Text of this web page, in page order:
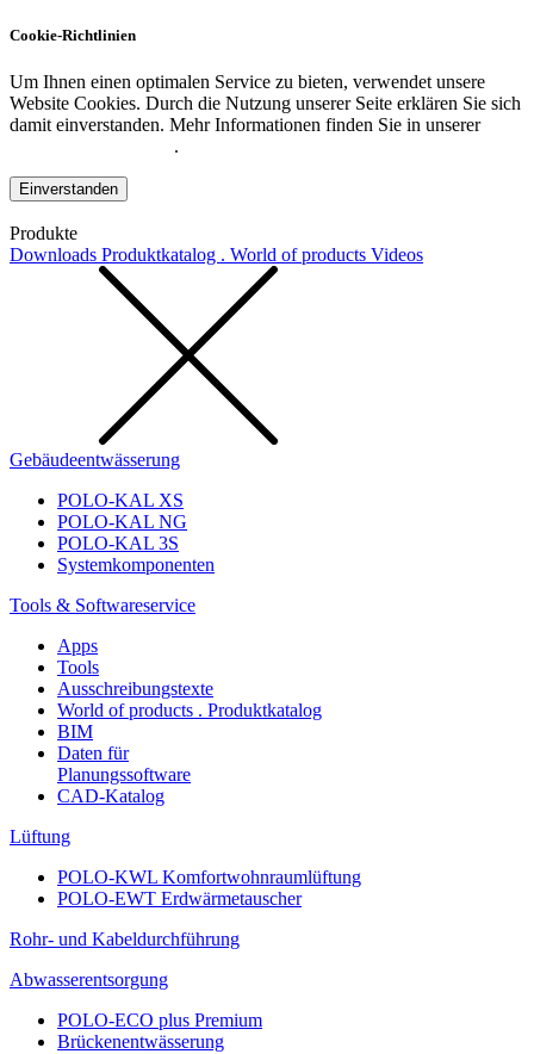
Cookie-Richtlinien
Um Ihnen einen optimalen Service zu bieten, verwendet unsere
Website Cookies. Durch die Nutzung unserer Seite erklären Sie sich
damit einverstanden. Mehr Informationen finden Sie in unserer
.
Einverstanden
Produkte
Downloads Produktkatalog . World of products Videos
Gebäudeentwässerung
POLO-KAL XS
POLO-KAL NG
POLO-KAL 3S
Systemkomponenten
Tools & Softwareservice
Apps
Tools
Ausschreibungstexte
World of products . Produktkatalog
BIM
Daten für
Planungssoftware
CAD-Katalog
Lüftung
POLO-KWL Komfortwohnraumlüftung
POLO-EWT Erdwärmetauscher
Rohr- und Kabeldurchführung
Abwasserentsorgung
POLO-ECO plus Premium
Brückenentwässerung